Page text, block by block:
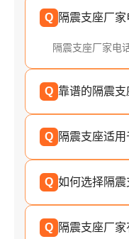
Q 隔震支座厂家
隔震支座厂家电
Q 靠谱的隔震支
Q 隔震支座适用
Q 如何选择隔震
Q 隔震支座厂家